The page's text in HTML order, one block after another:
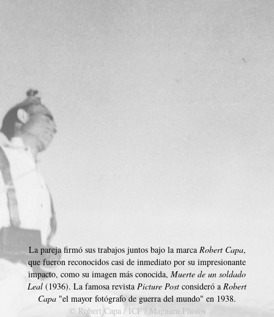
La pareja firmó sus trabajos juntos bajo la marca Robert Capa,
que fueron reconocidos casi de inmediato por su impresionante
impacto, como su imagen más conocida, Muerte de un soldado
Leal (1936). La famosa revista Picture Post consideró a Robert
Capa "el mayor fotógrafo de guerra del mundo" en 1938.
© Robert Capa / ICP / Magnum Photos